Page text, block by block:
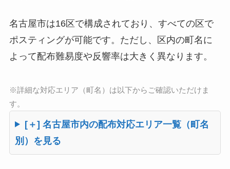
名古屋市は16区で構成されており、すべての区で
ポスティングが可能です。ただし、区内の町名に
よって配布難易度や反響率は大きく異なります。
※詳細な対応エリア（町名）は以下からご確認いただけま
す。
[＋] 名古屋市内の配布対応エリア一覧（町名
別）を見る